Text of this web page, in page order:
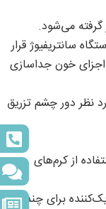
می‌شود.
سانتریفیوژ قرار
اجزای خون جداسازی
نظر دور چشم تزریق
از کرم‌های
برای چند